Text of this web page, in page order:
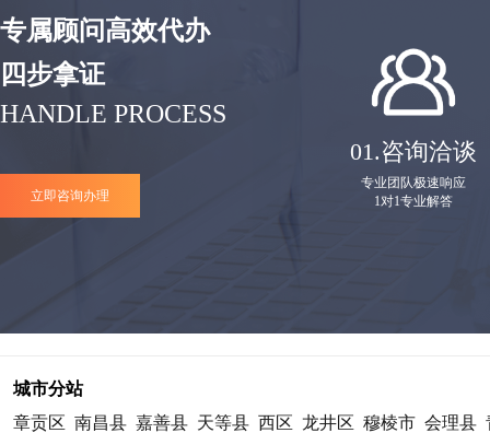
专属顾问高效代办
四步拿证
HANDLE PROCESS
立即咨询办理
01.咨询洽谈
专业团队极速响应
1对1专业解答
城市分站
章贡区 南昌县 嘉善县 天等县 西区 龙井区 穆棱市 会理县